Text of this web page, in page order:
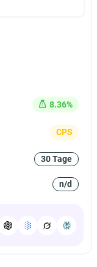
8.36%
CPS
30 Tage
n/d